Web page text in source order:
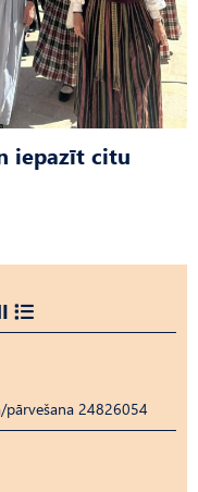
iepazīt citu
pārvešana 24826054